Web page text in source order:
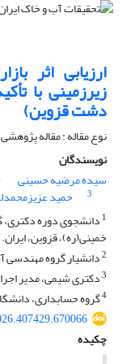
ارزیابی اثر
زیرزمینی با
دشت قزوین)
نوع مقاله : مقاله پژوهشی
نویسندگان
سیده مرضیه حسینی
3 حمید
1 دانشجوی دوره دکتری،
خمینی(ره)، قزوین، ایران.
2دانشیار گروه مهندسی
3دکتری شیمی، مدیر
4گروه حسابداری،
چکیده